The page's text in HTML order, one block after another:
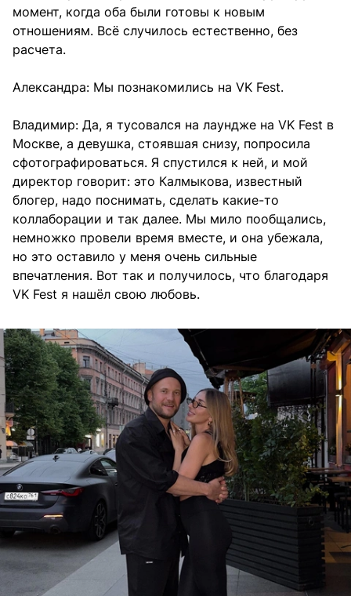
момент, когда оба были готовы к новым
отношениям. Всё случилось естественно, без
расчета.
Александра: Мы познакомились на VK Fest.
Владимир: Да, я тусовался на лаундже на VK Fest в
Москве, а девушка, стоявшая снизу, попросила
сфотографироваться. Я спустился к ней, и мой
директор говорит: это Калмыкова, известный
блогер, надо поснимать, сделать какие-то
коллаборации и так далее. Мы мило пообщались,
немножко провели время вместе, и она убежала,
но это оставило у меня очень сильные
впечатления. Вот так и получилось, что благодаря
VK Fest я нашёл свою любовь.